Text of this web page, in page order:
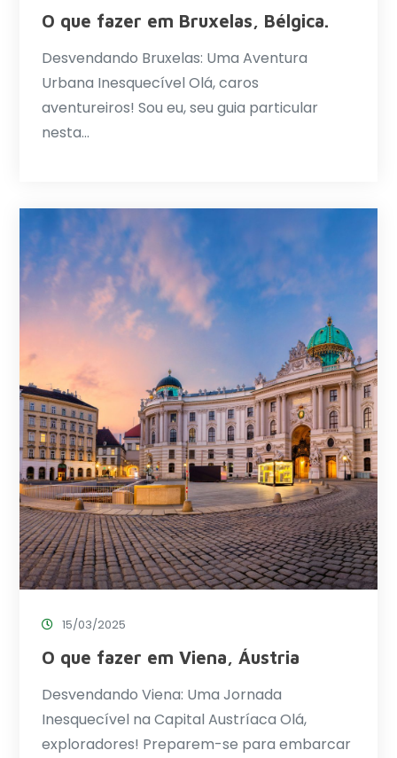
O que fazer em Bruxelas, Bélgica.
Desvendando Bruxelas: Uma Aventura
Urbana Inesquecível Olá, caros
aventureiros! Sou eu, seu guia particular
nesta…
15/03/2025
O que fazer em Viena, Áustria
Desvendando Viena: Uma Jornada
Inesquecível na Capital Austríaca Olá,
exploradores! Preparem-se para embarcar